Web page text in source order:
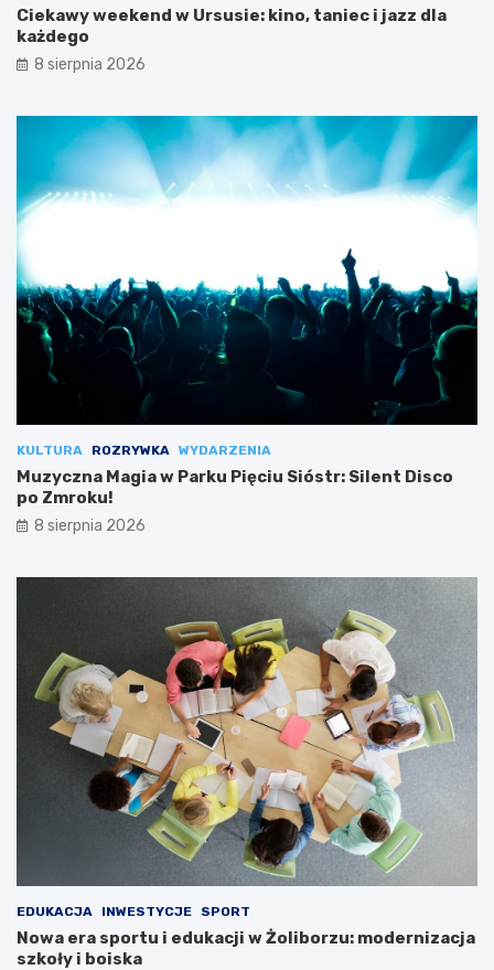
Ciekawy weekend w Ursusie: kino, taniec i jazz dla
każdego
8 sierpnia 2026
KULTURA ROZRYWKA WYDARZENIA
Muzyczna Magia w Parku Pięciu Sióstr: Silent Disco
po Zmroku!
8 sierpnia 2026
EDUKACJA INWESTYCJE SPORT
Nowa era sportu i edukacji w Żoliborzu: modernizacja
szkoły i boiska